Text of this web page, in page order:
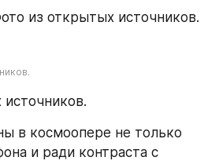
из открытых источников.
в космоопере не только
и ради контраста с